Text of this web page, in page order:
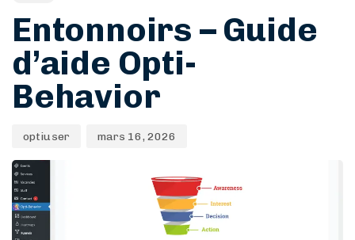
Entonnoirs – Guide
d’aide Opti-
Behavior
optiuser mars 16, 2026